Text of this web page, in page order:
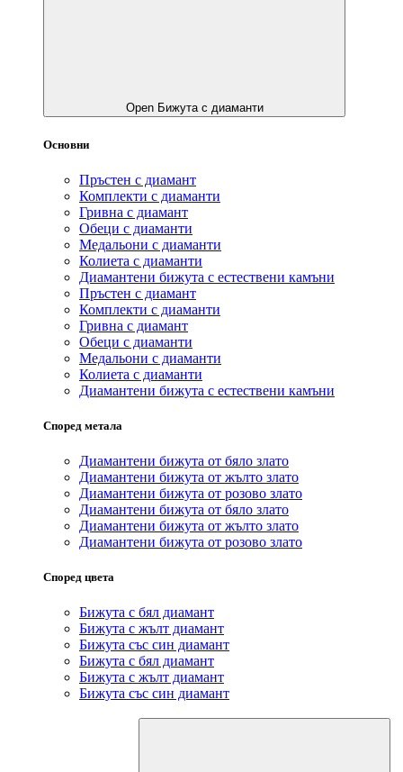
Open Бижута с диаманти
Основни
Пръстен с диамант
Комплекти с диаманти
Гривнa с диамант
Обеци с диаманти
Медальони с диаманти
Колиета с диаманти
Диамантени бижута с естествени камъни
Пръстен с диамант
Комплекти с диаманти
Гривнa с диамант
Обеци с диаманти
Медальони с диаманти
Колиета с диаманти
Диамантени бижута с естествени камъни
Според метала
Диамантени бижута от бяло злато
Диамантени бижута от жълто злато
Диамантени бижута от розово злато
Диамантени бижута от бяло злато
Диамантени бижута от жълто злато
Диамантени бижута от розово злато
Според цвета
Бижута с бял диамант
Бижута с жълт диамант
Бижута със син диамант
Бижута с бял диамант
Бижута с жълт диамант
Бижута със син диамант